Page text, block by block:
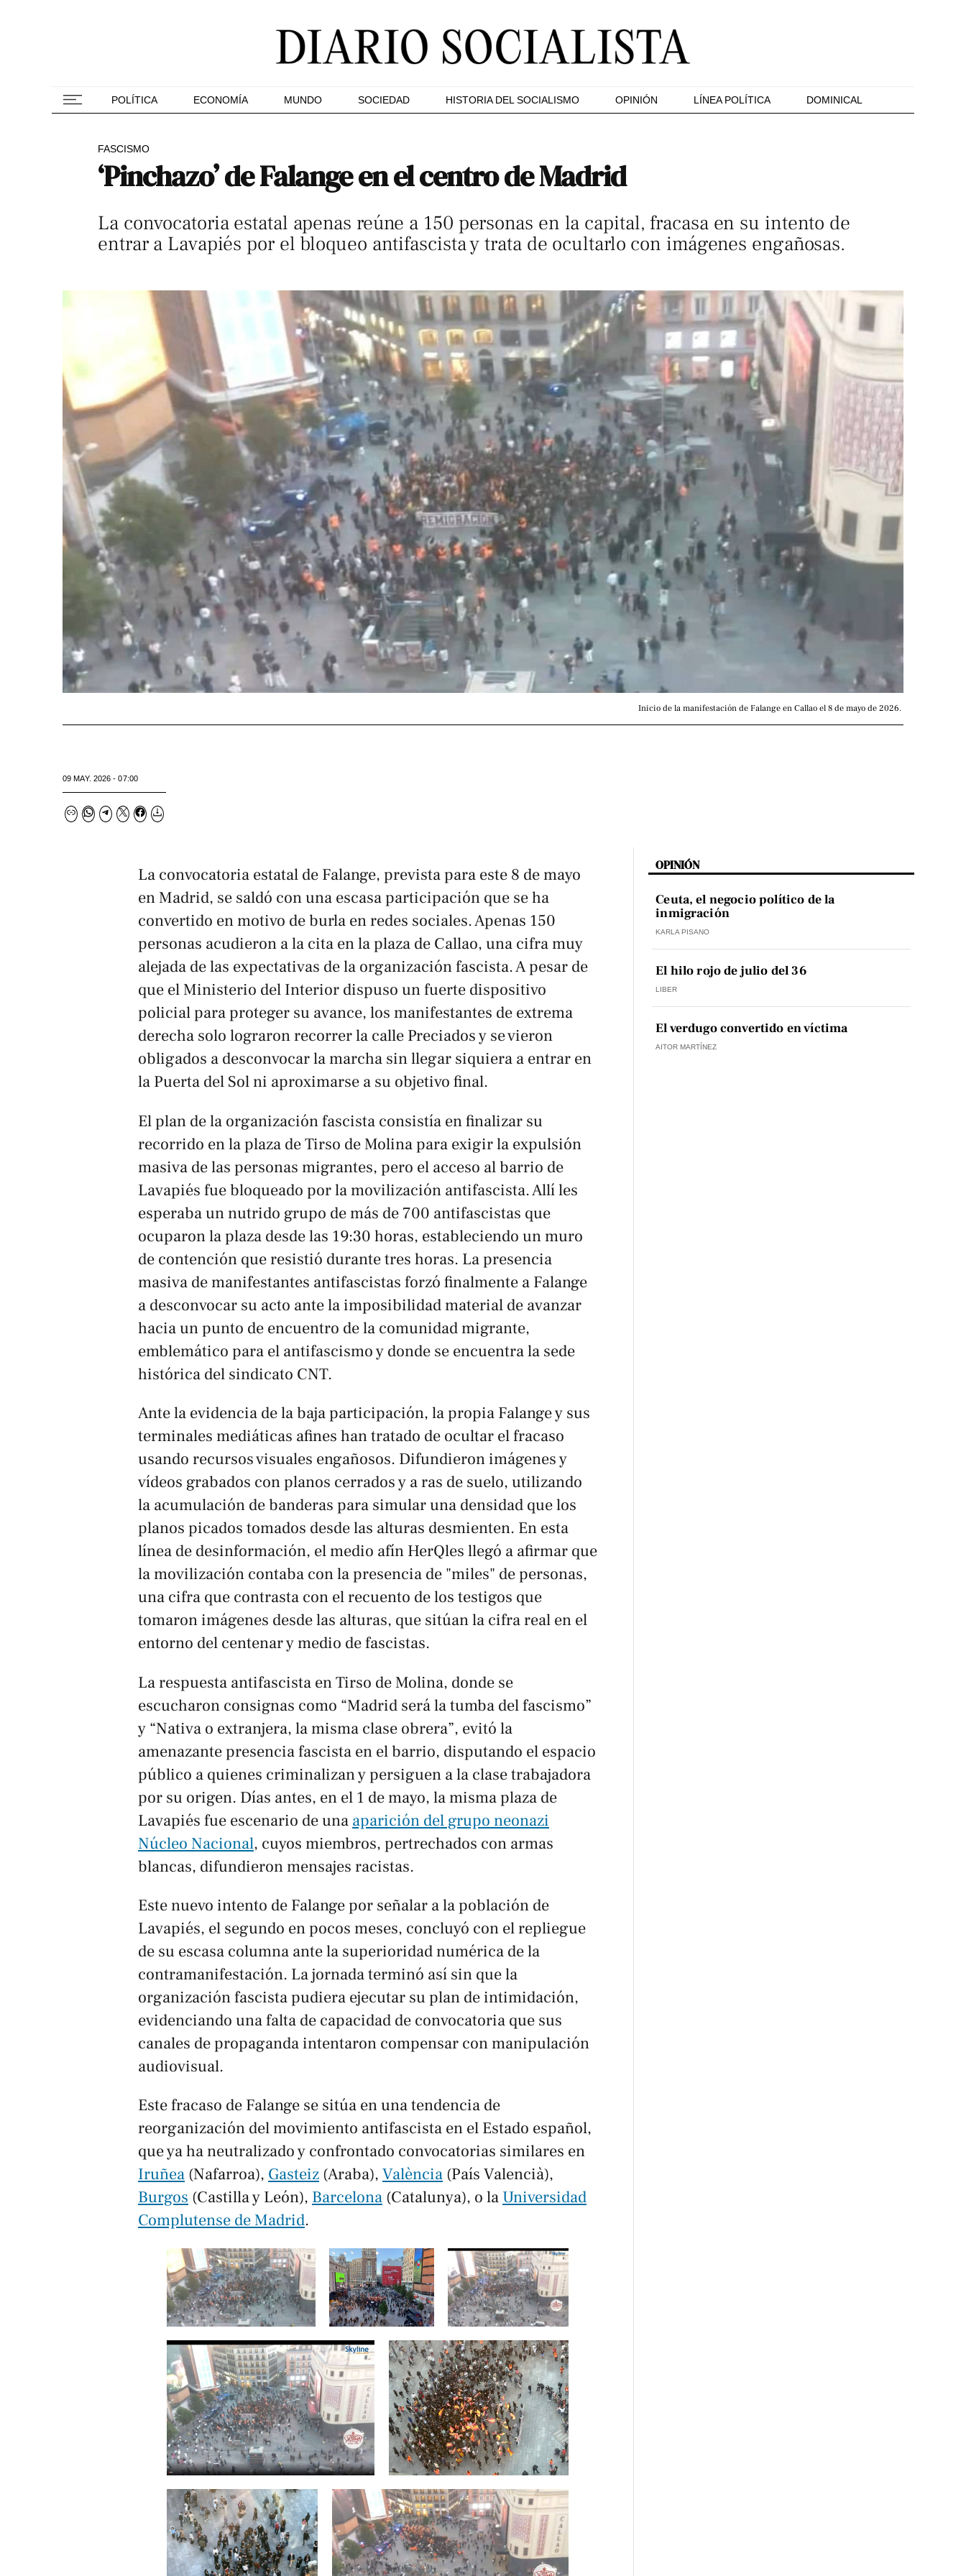
POLÍTICA ECONOMÍA MUNDO SOCIEDAD HISTORIA DEL SOCIALISMO OPINIÓN LÍNEA POLÍTICA DOMINICAL
FASCISMO
‘Pinchazo’ de Falange en el centro de Madrid
La convocatoria estatal apenas reúne a 150 personas en la capital, fracasa en su intento de
entrar a Lavapiés por el bloqueo antifascista y trata de ocultarlo con imágenes engañosas.
Inicio de la manifestación de Falange en Callao el 8 de mayo de 2026.
09 MAY. 2026 - 07:00
La convocatoria estatal de Falange, prevista para este 8 de mayo
en Madrid, se saldó con una escasa participación que se ha
convertido en motivo de burla en redes sociales. Apenas 150
personas acudieron a la cita en la plaza de Callao, una cifra muy
alejada de las expectativas de la organización fascista. A pesar de
que el Ministerio del Interior dispuso un fuerte dispositivo
policial para proteger su avance, los manifestantes de extrema
derecha solo lograron recorrer la calle Preciados y se vieron
obligados a desconvocar la marcha sin llegar siquiera a entrar en
la Puerta del Sol ni aproximarse a su objetivo final.
El plan de la organización fascista consistía en finalizar su
recorrido en la plaza de Tirso de Molina para exigir la expulsión
masiva de las personas migrantes, pero el acceso al barrio de
Lavapiés fue bloqueado por la movilización antifascista. Allí les
esperaba un nutrido grupo de más de 700 antifascistas que
ocuparon la plaza desde las 19:30 horas, estableciendo un muro
de contención que resistió durante tres horas. La presencia
masiva de manifestantes antifascistas forzó finalmente a Falange
a desconvocar su acto ante la imposibilidad material de avanzar
hacia un punto de encuentro de la comunidad migrante,
emblemático para el antifascismo y donde se encuentra la sede
histórica del sindicato CNT.
Ante la evidencia de la baja participación, la propia Falange y sus
terminales mediáticas afines han tratado de ocultar el fracaso
usando recursos visuales engañosos. Difundieron imágenes y
vídeos grabados con planos cerrados y a ras de suelo, utilizando
la acumulación de banderas para simular una densidad que los
planos picados tomados desde las alturas desmienten. En esta
línea de desinformación, el medio afín HerQles llegó a afirmar que
la movilización contaba con la presencia de "miles" de personas,
una cifra que contrasta con el recuento de los testigos que
tomaron imágenes desde las alturas, que sitúan la cifra real en el
entorno del centenar y medio de fascistas.
La respuesta antifascista en Tirso de Molina, donde se
escucharon consignas como “Madrid será la tumba del fascismo”
y “Nativa o extranjera, la misma clase obrera”, evitó la
amenazante presencia fascista en el barrio, disputando el espacio
público a quienes criminalizan y persiguen a la clase trabajadora
por su origen. Días antes, en el 1 de mayo, la misma plaza de
Lavapiés fue escenario de una aparición del grupo neonazi
Núcleo Nacional, cuyos miembros, pertrechados con armas
blancas, difundieron mensajes racistas.
Este nuevo intento de Falange por señalar a la población de
Lavapiés, el segundo en pocos meses, concluyó con el repliegue
de su escasa columna ante la superioridad numérica de la
contramanifestación. La jornada terminó así sin que la
organización fascista pudiera ejecutar su plan de intimidación,
evidenciando una falta de capacidad de convocatoria que sus
canales de propaganda intentaron compensar con manipulación
audiovisual.
Este fracaso de Falange se sitúa en una tendencia de
reorganización del movimiento antifascista en el Estado español,
que ya ha neutralizado y confrontado convocatorias similares en
Iruñea (Nafarroa), Gasteiz (Araba), València (País Valencià),
Burgos (Castilla y León), Barcelona (Catalunya), o la Universidad
Complutense de Madrid.
OPINIÓN
Ceuta, el negocio político de la
inmigración
KARLA PISANO
El hilo rojo de julio del 36
LIBER
El verdugo convertido en víctima
AITOR MARTÍNEZ